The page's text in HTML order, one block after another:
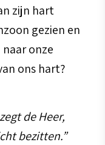
zijn hart
gezien en
onze
ons hart?
de Heer,
bezitten.”